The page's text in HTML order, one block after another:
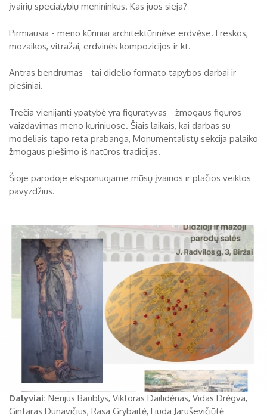
Biržai XX a.
Pr An Tr Ke Pe Še
3
4 5 6 7 8
17
18 19 20 21 22
24
25 26 27 28 29
įvairių specialybių menininkus. Kas juos sieja?
Pirmiausia - meno kūriniai architektūrinėse erdvėse. Freskos,
mozaikos, vitražai, erdvinės kompozicijos ir kt.
Antras bendrumas - tai didelio formato tapybos darbai ir
piešiniai.
Trečia vienijanti ypatybė yra figūratyvas - žmogaus figūros
vaizdavimas meno kūriniuose. Šiais laikais, kai darbas su
modeliais tapo reta prabanga, Monumentalistų sekcija palaiko
žmogaus piešimo iš natūros tradicijas.
Šioje parodoje eksponuojame mūsų įvairios ir plačios veiklos
pavyzdžius.
Dalyviai: Nerijus Baublys, Viktoras Dailidėnas, Vidas Drėgva,
Gintaras Dunavičius, Rasa Grybaitė, Liuda Jaruševičiūtė